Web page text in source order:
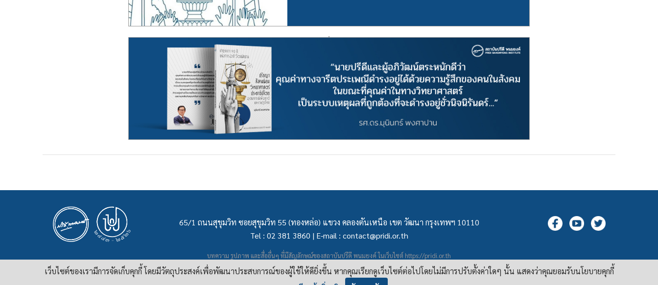
65/1 ถนนสุขุมวิท ซอยสุขุมวิท 55 (ทองหล่อ) แขวง คลองตันเหนือ เขต วัฒนา กรุงเทพฯ 10110
Tel : 02 381 3860 | E-mail : contact@pridi.or.th
บทความ รูปภาพ และสื่ออื่นๆ ที่มีสัญลักษณ์ของสถาบันปรีดี พนมยงค์ ในเว็บไซต์ https://pridi.or.th
เผยแพร่ภายใต้สัญญาอนุญาตครีเอทีฟคอมมอนส์แบบแสดงที่มา-ไม่ใช่เชิงพาณิชย์ 4.0 สากล
เว็บไซต์ของเรามีการจัดเก็บคุกกี้ โดยมีวัตถุประสงค์เพื่อพัฒนาประสบการณ์ของผู้ใช้ให้ดียิ่งขึ้น หากคุณเรียกดูเว็บไซต์ต่อไปโดยไม่มีการปรับตั้งค่าใดๆ นั้น แสดงว่าคุณยอมรับนโยบายคุกกี้